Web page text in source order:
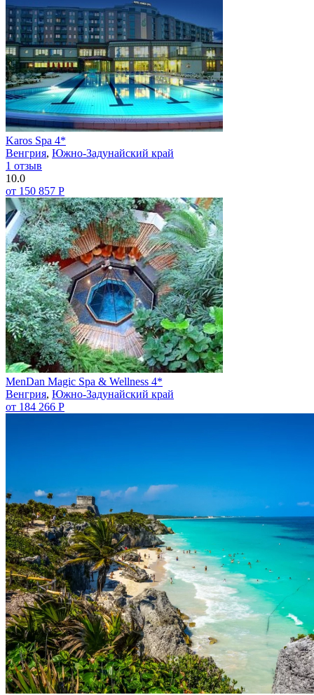
Karos Spa 4*
Венгрия, Южно-Задунайский край
1 отзыв
10.0
от 150 857 Р
MenDan Magic Spa & Wellness 4*
Венгрия, Южно-Задунайский край
от 184 266 Р